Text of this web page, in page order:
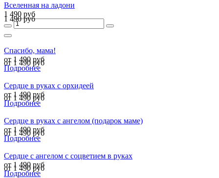
Вселенная на ладони
1 490 руб
1 490 руб
Спасибо, мама!
от 1 490 руб
от 1 490 руб
Подробнее
Сердце в руках с орхидеей
от 1 490 руб
от 1 490 руб
Подробнее
Сердце в руках с ангелом (подарок маме)
от 1 490 руб
от 1 490 руб
Подробнее
Сердце c ангелом с соцветием в руках
от 1 490 руб
от 1 490 руб
Подробнее